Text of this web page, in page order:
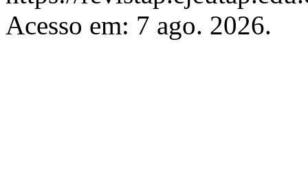
Acesso em: 7 ago. 2026.